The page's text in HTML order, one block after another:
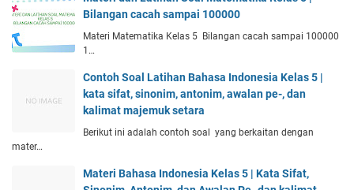
Bilangan cacah sampai 100000
Materi Matematika Kelas 5 Bilangan cacah sampai 100000
1…
Contoh Soal Latihan Bahasa Indonesia Kelas 5 |
kata sifat, sinonim, antonim, awalan pe-, dan
kalimat majemuk setara
Berikut ini adalah contoh soal yang berkaitan dengan
mater…
Materi Bahasa Indonesia Kelas 5 | Kata Sifat,